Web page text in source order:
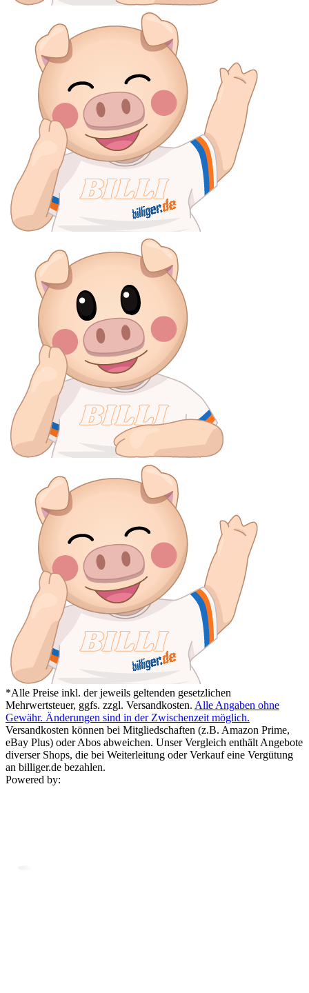
*Alle Preise inkl. der jeweils geltenden gesetzlichen
Mehrwertsteuer, ggfs. zzgl. Versandkosten. Alle Angaben ohne
Gewähr. Änderungen sind in der Zwischenzeit möglich.
Versandkosten können bei Mitgliedschaften (z.B. Amazon Prime,
eBay Plus) oder Abos abweichen. Unser Vergleich enthält Angebote
diverser Shops, die bei Weiterleitung oder Verkauf eine Vergütung
an billiger.de bezahlen.
Powered by: